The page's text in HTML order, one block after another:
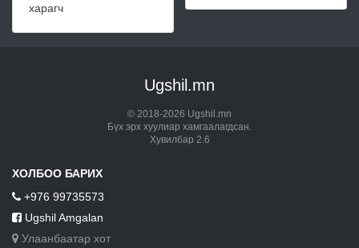
харагч
Ugshil.mn
© 2018-2026 Ugshil.mn
Бүх эрх хуулиар хамгаалагдсан.
Хувилбар 2.6
ХОЛБОО БАРИХ
+976 99735573
Ugshil Amgalan
Улаанбаатар хот